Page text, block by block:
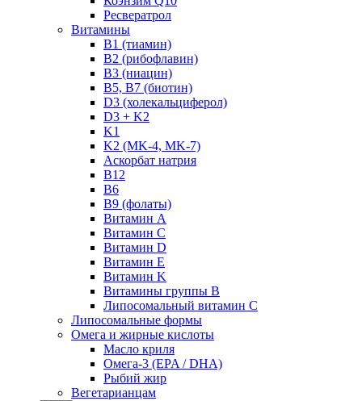
Ресвератрол
Витамины
B1 (тиамин)
B2 (рибофлавин)
B3 (ниацин)
B5, B7 (биотин)
D3 (холекальциферол)
D3 + K2
K1
K2 (MK-4, MK-7)
Аскорбат натрия
В12
В6
В9 (фолаты)
Витамин A
Витамин C
Витамин D
Витамин E
Витамин K
Витамины группы B
Липосомальный витамин C
Липосомальные формы
Омега и жирные кислоты
Масло криля
Омега-3 (EPA / DHA)
Рыбий жир
Вегетарианцам